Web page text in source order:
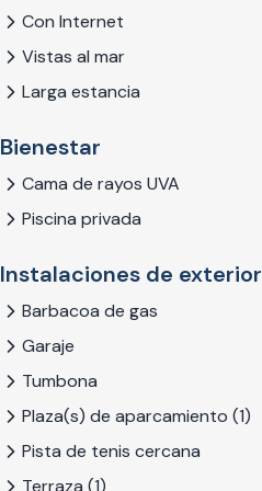
Con Internet
Vistas al mar
Larga estancia
Bienestar
Cama de rayos UVA
Piscina privada
Instalaciones de exterior
Barbacoa de gas
Garaje
Tumbona
Plaza(s) de aparcamiento (1)
Pista de tenis cercana
Terraza (1)